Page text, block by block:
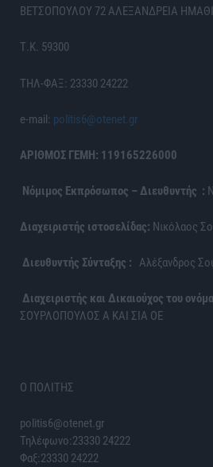
ΒΕΤΣΟΠΟΥΛΟΥ 72 ΑΛΕΞΑΝΔΡΕΙΑ
Τ.Κ. 59300
ΤΗΛ-ΦΑΞ: 23330 24222
e-mail: politis6@otenet.gr
ΑΡΙΘΜΟΣ ΓΕΜΗ: 119165226000
Νόμιμος Εκπρόσωπος – Διευθυντής :
Διαχειριστής ιστοσελίδας: Νικόλαος
Διευθυντής Σύνταξης : Αλέξανδρος
Διαχειριστής και Δικαιούχος του
ΣΟΥΡΛΟΠΟΥΛΟΣ Α ΚΑΙ ΣΙΑ ΟΕ
Ο ΠΟΛΙΤΗΣ
politis6@otenet.gr
Τηλέφωνο:23330 24222
Φαξ:23330 24222